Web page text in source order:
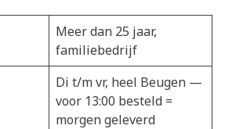
Meer dan 25 jaar,
familiebedrijf
Di t/m vr, heel Beugen —
voor 13:00 besteld =
morgen geleverd